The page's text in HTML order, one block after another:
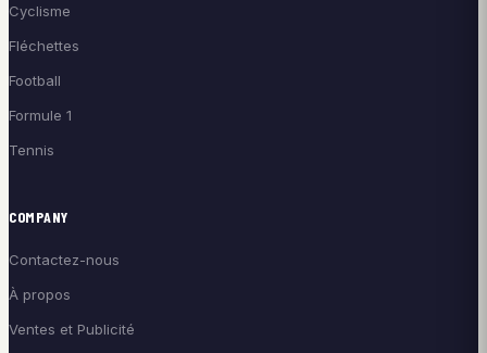
Cyclisme
Fléchettes
Football
Formule 1
Tennis
COMPANY
Contactez-nous
À propos
Ventes et Publicité